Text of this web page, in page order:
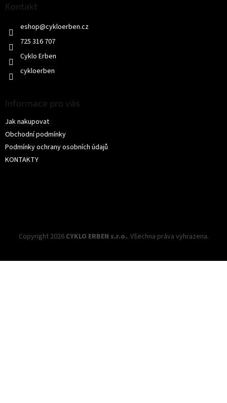
Kontakt
eshop@cykloerben.cz
725 316 707
Cyklo Erben
cykloerben
Informace pro vás
Jak nakupovat
Obchodní podmínky
Podmínky ochrany osobních údajů
KONTAKTY
Copyright 2026 CYKLO ERBEN s.r.o.. Všechna práva vyhrazena.